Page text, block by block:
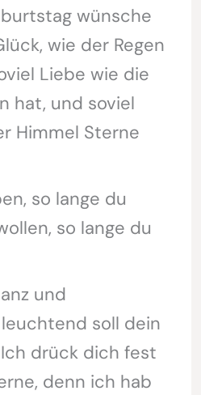
wünsche
wie der Regen
Liebe wie die
hat, und soviel
Himmel Sterne
so lange du
so lange du
und
soll dein
drück dich fest
denn ich hab